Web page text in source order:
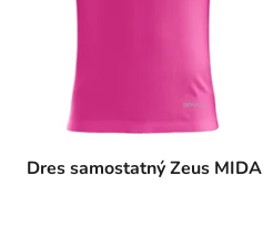
Dres samostatný Zeus MIDA